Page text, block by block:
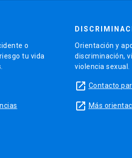
o
tu vida
Orientación y
discriminación,
violencia sexual.
launch Contacto
launch Más